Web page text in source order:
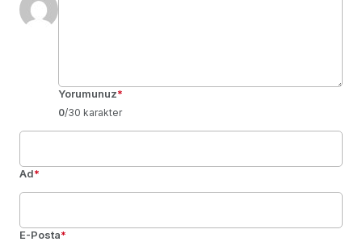
Yorumunuz*
0/30 karakter
Ad*
E-Posta*